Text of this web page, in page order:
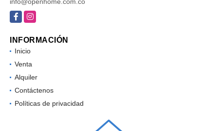
EMAIL
info@openhome.com.co
INFORMACIÓN
Inicio
Venta
Alquiler
Contáctenos